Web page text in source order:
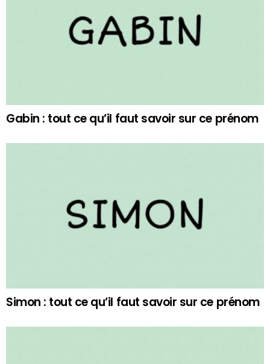
Gabin : tout ce qu’il faut savoir sur ce prénom
Simon : tout ce qu’il faut savoir sur ce prénom